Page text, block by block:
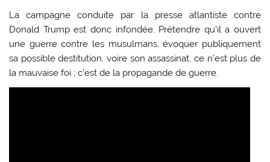
La campagne conduite par la presse atlantiste contre
Donald Trump est donc infondée. Prétendre qu’il a ouvert
une guerre contre les musulmans, évoquer publiquement
sa possible destitution, voire son assassinat, ce n’est plus de
la mauvaise foi ; c’est de la propagande de guerre.